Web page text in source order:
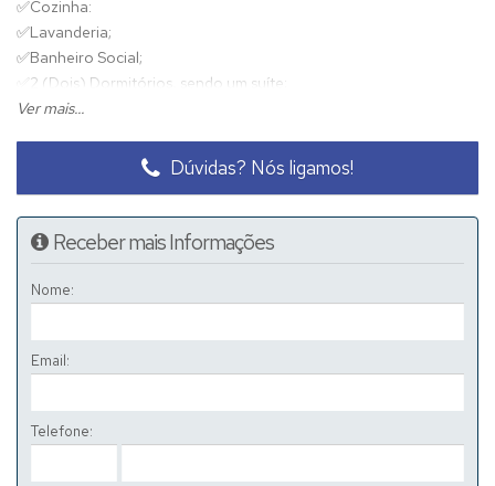
✅Cozinha:
✅Lavanderia;
✅Banheiro Social;
2 (Dois) Dormitórios, sendo um suíte;
✅Garagem.
Ver mais...
Dúvidas? Nós ligamos!
Receber mais Informações
Nome:
Email:
Telefone: